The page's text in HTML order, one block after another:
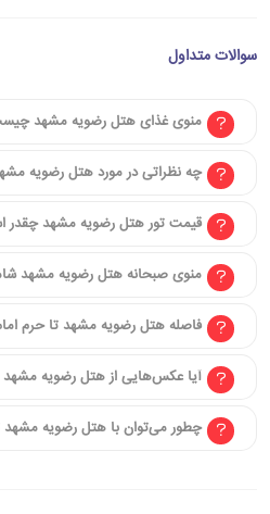
سوالات متداول
منوی غذای هتل رضویه مشهد
چه نظراتی در مورد هتل رضویه
قیمت تور هتل رضویه مشهد چقدر
منوی صبحانه هتل رضویه مشهد
فاصله هتل رضویه مشهد تا حرم
آیا عکس‌هایی از هتل رضویه
چطور می‌توان با هتل رضویه